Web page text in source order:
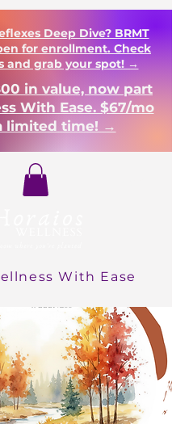
Deep Dive? BRMT
for enrollment. Check
and grab your spot! →
in value, now part
With Ease. $67/mo
limited time! →
With Ease